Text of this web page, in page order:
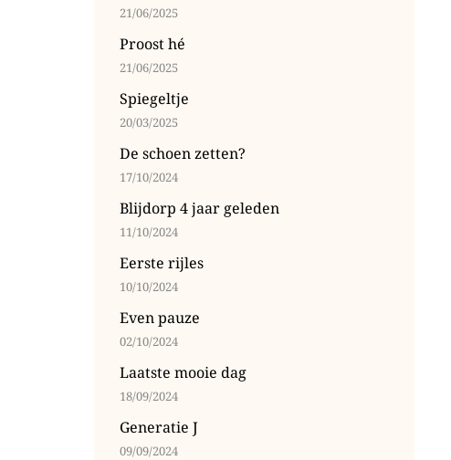
21/06/2025
Proost hé
21/06/2025
Spiegeltje
20/03/2025
De schoen zetten?
17/10/2024
Blijdorp 4 jaar geleden
11/10/2024
Eerste rijles
10/10/2024
Even pauze
02/10/2024
Laatste mooie dag
18/09/2024
Generatie J
09/09/2024